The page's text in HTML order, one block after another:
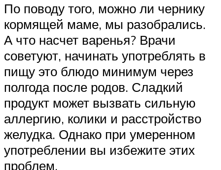
По поводу того, можно ли чернику
кормящей маме, мы разобрались.
А что насчет варенья? Врачи
советуют, начинать употреблять в
пищу это блюдо минимум через
полгода после родов. Сладкий
продукт может вызвать сильную
аллергию, колики и расстройство
желудка. Однако при умеренном
употреблении вы избежите этих
проблем.